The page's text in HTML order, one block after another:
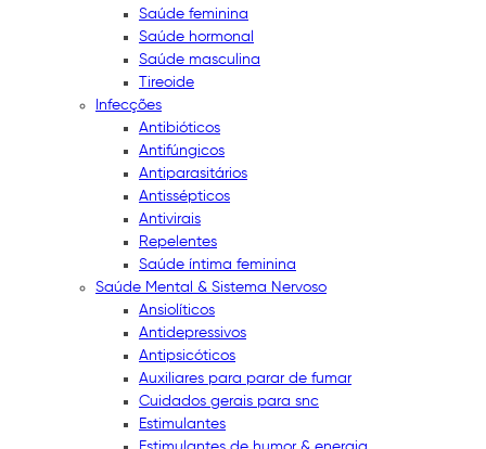
Saúde feminina
Saúde hormonal
Saúde masculina
Tireoide
Infecções
Antibióticos
Antifúngicos
Antiparasitários
Antissépticos
Antivirais
Repelentes
Saúde íntima feminina
Saúde Mental & Sistema Nervoso
Ansiolíticos
Antidepressivos
Antipsicóticos
Auxiliares para parar de fumar
Cuidados gerais para snc
Estimulantes